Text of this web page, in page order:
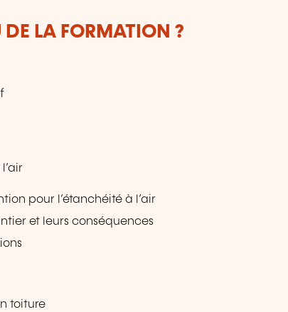
DE LA FORMATION ?
pour l’étanchéité à l’air
et leurs conséquences
toiture